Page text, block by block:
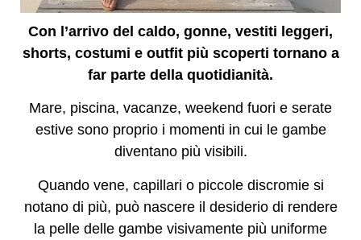
Con l’arrivo del caldo, gonne, vestiti leggeri,
shorts, costumi e outfit più scoperti tornano a
far parte della quotidianità.
Mare, piscina, vacanze, weekend fuori e serate
estive sono proprio i momenti in cui le gambe
diventano più visibili.
Quando vene, capillari o piccole discromie si
notano di più, può nascere il desiderio di rendere
la pelle delle gambe visivamente più uniforme